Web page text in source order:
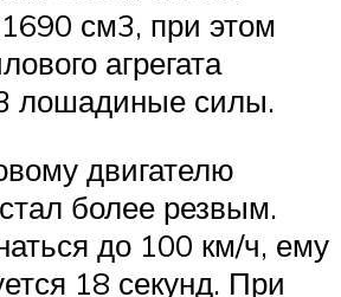
см3, при этом
агрегата
лошадиные силы.
двигателю
более резвым.
до 100 км/ч, ему
18 секунд. При